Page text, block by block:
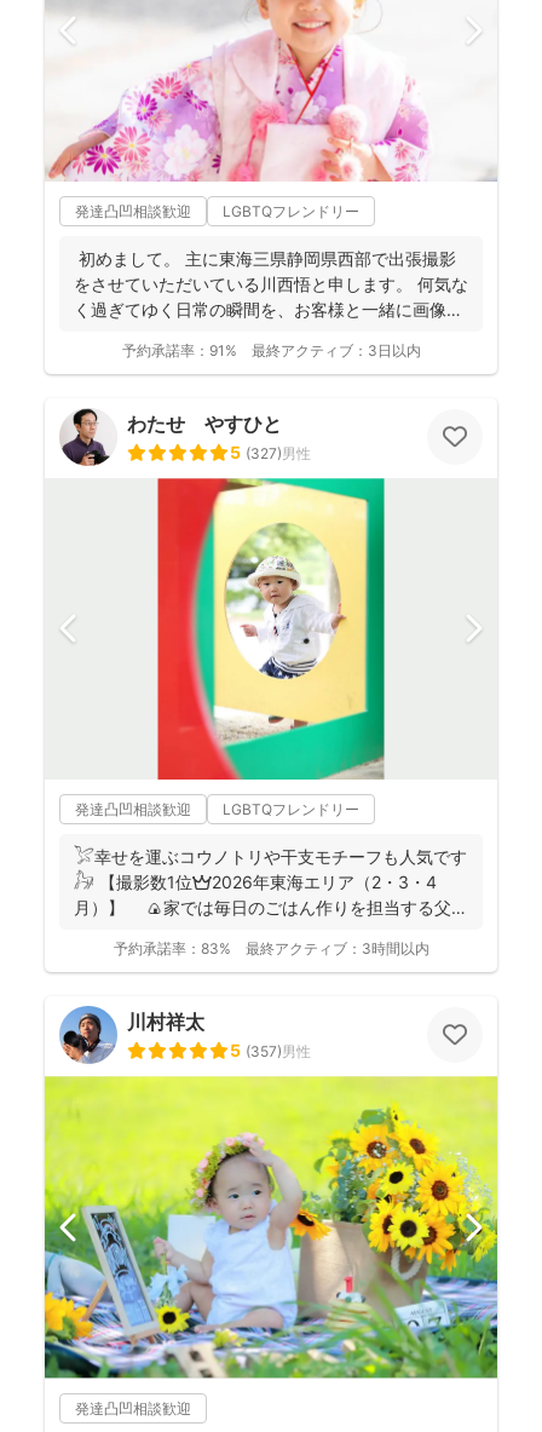
発達凸凹相談歓迎 LGBTQフレンドリー
初めまして。 主に東海三県静岡県西部で出張撮影
をさせていただいている川西悟と申します。 何気な
く過ぎてゆく日常の瞬間を、お客様と一緒に画像と
予約承諾率： 91% 最終アクティブ： 3日以内
わたせ やすひと
5 (327)男性
発達凸凹相談歓迎 LGBTQフレンドリー
𓅯幸せを運ぶコウノトリや干支モチーフも人気です
𓃗 【撮影数1位👑2026年東海エリア（2・3・4
月）】 🍙家では毎日のごはん作りを担当する父で
予約承諾率： 83% 最終アクティブ： 3時間以内
川村祥太
5 (357)男性
発達凸凹相談歓迎